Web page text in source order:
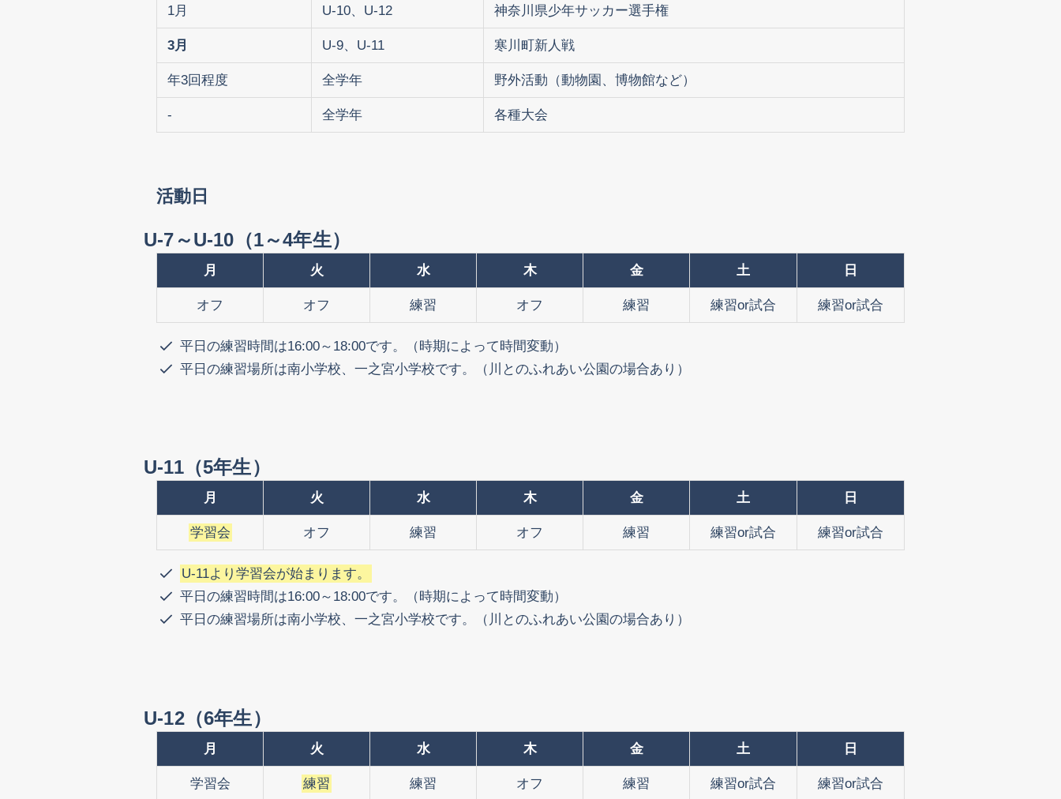
1月 U-10、U-12 神奈川県少年サッカー選手権
3月 U-9、U-11 寒川町新人戦
年3回程度 全学年 野外活動（動物園、博物館など）
- 全学年 各種大会
活動日
U-7～U-10（1～4年生）
月 火 水 木 金 土 日
オフ オフ 練習 オフ 練習 練習or試合 練習or試合
平日の練習時間は16:00～18:00です。（時期によって時間変動）
平日の練習場所は南小学校、一之宮小学校です。（川とのふれあい公園の場合あり）
U-11（5年生）
月 火 水 木 金 土 日
学習会 オフ 練習 オフ 練習 練習or試合 練習or試合
U-11より学習会が始まります。
平日の練習時間は16:00～18:00です。（時期によって時間変動）
平日の練習場所は南小学校、一之宮小学校です。（川とのふれあい公園の場合あり）
U-12（6年生）
月 火 水 木 金 土 日
学習会 練習 練習 オフ 練習 練習or試合 練習or試合